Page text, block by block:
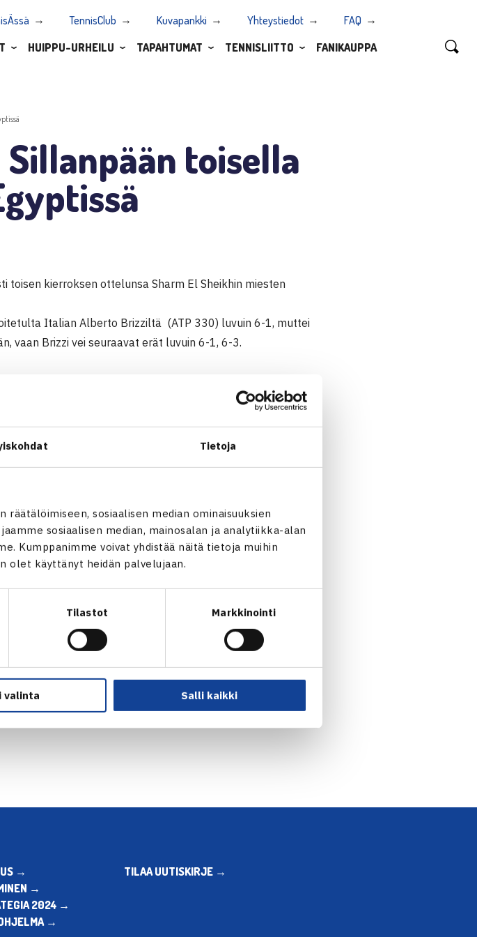
Tietoja
sosiaalisen median ominaisuuksien
sosiaalisen median, mainosalan ja analytiikka-alan
Kumppanimme voivat yhdistää näitä tietoja muihin
olet käyttänyt heidän palvelujaan.
Tilastot Markkinointi
valinta Salli kaikki
TennisClub Kuvapankki Yhteystiedot
FAQ
HUIPPU-URHEILU TAPAHTUMAT TENNISLIITTO FANIKAUPPA
toisella
toisen kierroksen ottelunsa Sharm El Sheikhin miesten
Italian Alberto Brizziltä (ATP 330) luvuin 6-1, muttei
vaan Brizzi vei seuraavat erät luvuin 6-1, 6-3.
Henrik Sillanpää
Seuraava uutinen: Leivolle tappio toisella… →
→
→
2024 →
→
TILAA UUTISKIRJE →